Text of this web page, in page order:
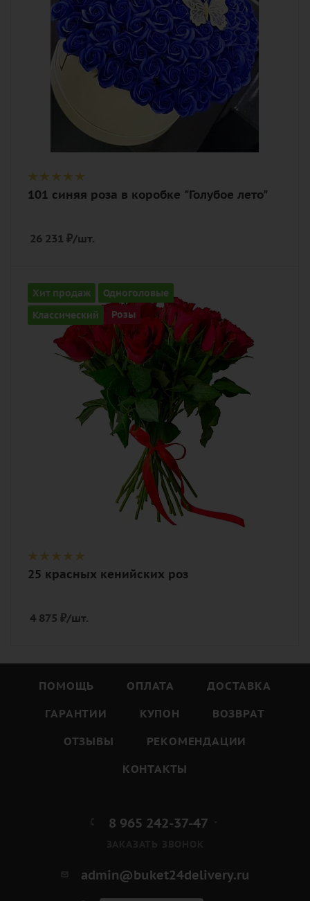
роза, декор, оазис, лента, шляпная
коробка, (флористическая
аэрозольная краска)
101 синяя роза в коробке "Голубое лето"
26 231 ₽/шт.
Хит продаж
Одноголовые
Классический
Розы
Количество
25
алый, бордовый, красный, чайный
25 красных кенийских роз
4 875 ₽/шт.
ПОМОЩЬ ОПЛАТА
ДОСТАВКА
ГАРАНТИИ
КУПОН
ВОЗВРАТ
ОТЗЫВЫ
РЕКОМЕНДАЦИИ
КОНТАКТЫ
8 965 242-37-47
admin@buket24delivery.ru